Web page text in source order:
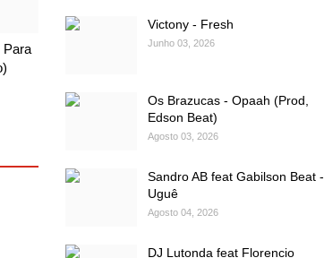
Para
Victony - Fresh
Junho 03, 2026
Os Brazucas - Opaah (Prod,
Edson Beat)
Agosto 03, 2026
Sandro AB feat Gabilson Beat -
Uguê
Agosto 04, 2026
DJ Lutonda feat Florencio